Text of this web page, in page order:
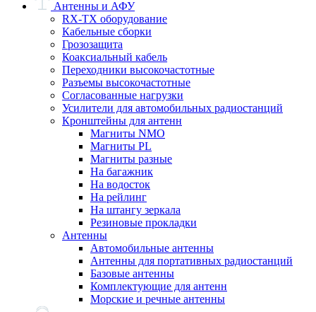
Антенны и АФУ
RX-TX оборудование
Кабельные сборки
Грозозащита
Коаксиальный кабель
Переходники высокочастотные
Разъемы высокочастотные
Согласованные нагрузки
Усилители для автомобильных радиостанций
Кронштейны для антенн
Магниты NMO
Магниты PL
Магниты разные
На багажник
На водосток
На рейлинг
На штангу зеркала
Резиновые прокладки
Антенны
Автомобильные антенны
Антенны для портативных радиостанций
Базовые антенны
Комплектующие для антенн
Морские и речные антенны